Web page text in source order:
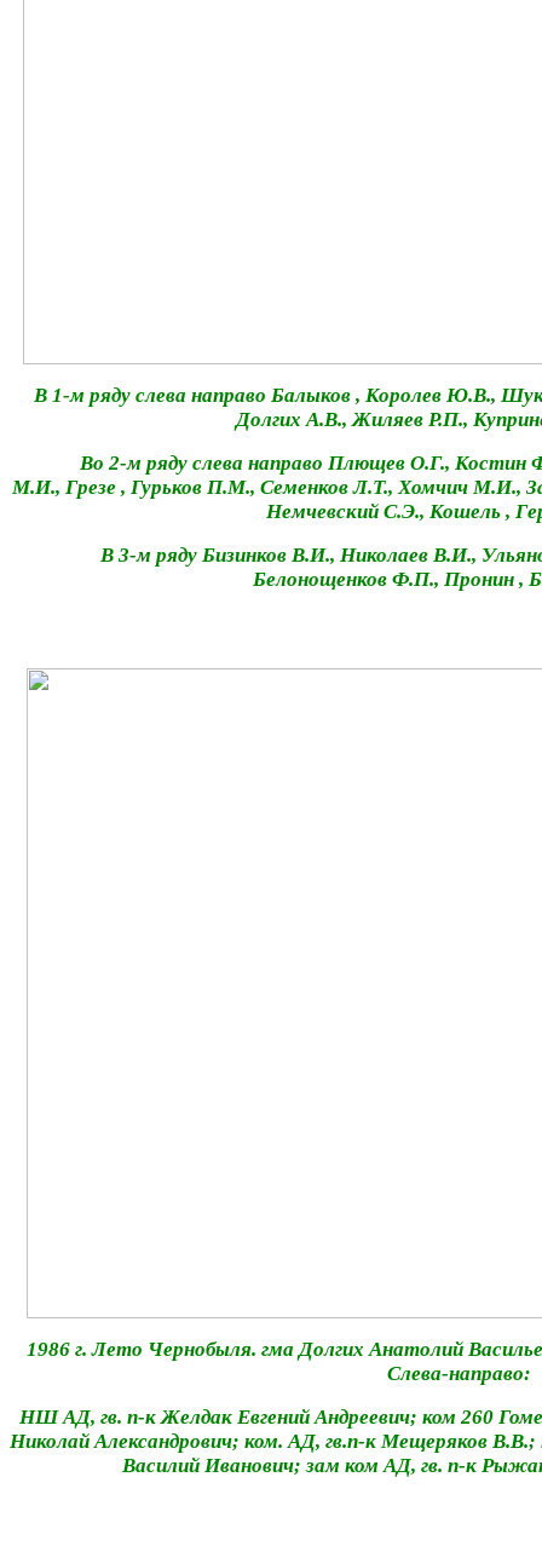
В 1-м ряду слева направо Балыков , Королев Ю.В.,
Долгих А.В., Жиляев Р.П.,
Во 2-м ряду слева направо Плющев О.Г., Костин
М.И., Грезе , Гурьков П.М., Семенков Л.Т., Хомчич М.И.,
Немчевский С.Э., Кошель ,
В 3-м ряду Бизинков В.И., Николаев В.И.,
Белонощенков Ф.П., Пронин ,
1986 г. Лето Чернобыля. гма Долгих Анатолий
Слева-направо:
НШ АД, гв. п-к Желдак Евгений Андреевич; ком 260
Николай Александрович; ком. АД, гв.п-к Мещеряков
Василий Иванович; зам ком АД, гв. п-к